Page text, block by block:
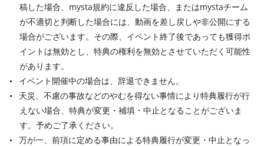
稿した場合、mysta規約に違反した場合、またはmystaチーム
が不適切と判断した場合には、動画を差し戻しや非公開にする
場合がございます。その際、イベント終了後であっても獲得ポ
イントは無効とし、特典の権利を無効とさせていただく可能性
があります。
イベント開催中の場合は、辞退できません。
天災、不慮の事故などのやむを得ない事情により特典履行が行
えない場合、特典が変更・補填・中止となることがございま
す。予めご了承ください。
万が一、前項に定める事由による特典履行が変更・中止となっ